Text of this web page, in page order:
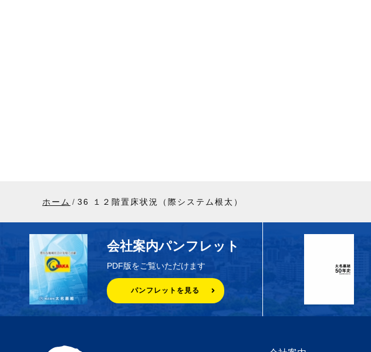
ホーム 36 １２階置床状況（際システム根太）
会社案内パンフレット
PDF版をご覧いただけます
パンフレットを見る